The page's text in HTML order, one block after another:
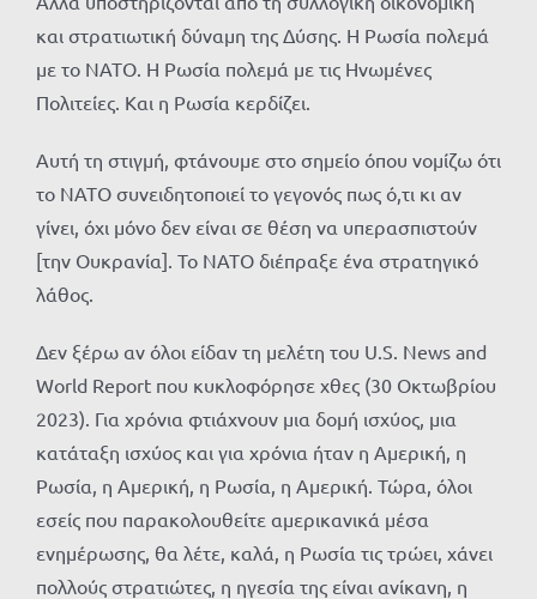
και στρατιωτική δύναμη της Δύσης. Η Ρωσία πολεμά
με το ΝΑΤΟ. Η Ρωσία πολεμά με τις Ηνωμένες
Πολιτείες. Και η Ρωσία κερδίζει.
Αυτή τη στιγμή, φτάνουμε στο σημείο όπου νομίζω ότι
το ΝΑΤΟ συνειδητοποιεί το γεγονός πως ό,τι κι αν
γίνει, όχι μόνο δεν είναι σε θέση να υπερασπιστούν
[την Ουκρανία]. Το ΝΑΤΟ διέπραξε ένα στρατηγικό
λάθος.
Δεν ξέρω αν όλοι είδαν τη μελέτη του U.S. News and
World Report που κυκλοφόρησε χθες (30 Οκτωβρίου
2023). Για χρόνια φτιάχνουν μια δομή ισχύος, μια
κατάταξη ισχύος και για χρόνια ήταν η Αμερική, η
Ρωσία, η Αμερική, η Ρωσία, η Αμερική. Τώρα, όλοι
εσείς που παρακολουθείτε αμερικανικά μέσα
ενημέρωσης, θα λέτε, καλά, η Ρωσία τις τρώει, χάνει
πολλούς στρατιώτες, η ηγεσία της είναι ανίκανη, η